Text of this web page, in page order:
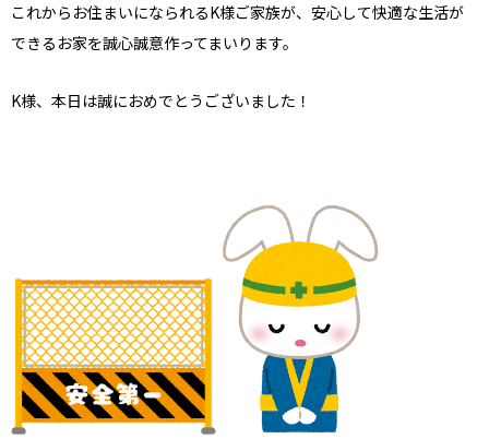
これからお住まいになられるK様ご家族が、安心して快適な生活が
できるお家を誠心誠意作ってまいります。
K様、本日は誠におめでとうございました！